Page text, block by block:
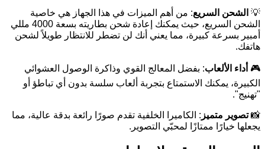
💡 الشحن السريع: من أهم الميزات في هذا الجهاز هي خاصية
الشحن السريع، حيث يمكنك إعادة شحن بطاريته بسعة 4000 مللي
أمبير بسرعة كبيرة، مما يعني أنك لن تضطر للانتظار طويلاً لشحن
هاتفك.
🎮 أداء الألعاب: بفضل المعالج القوي وذاكرة الوصول العشوائي
الكبيرة، يمكنك الاستمتاع بتجربة ألعاب سلسة بدون أي تباطؤ أو
"تهنيج".
📸تصوير متميز : الكاميرا الخلفية تقدم صورًا رائعة بدقة عالية، مما
يجعلها خيارًا ممتازًا لمحبّي التصوير.